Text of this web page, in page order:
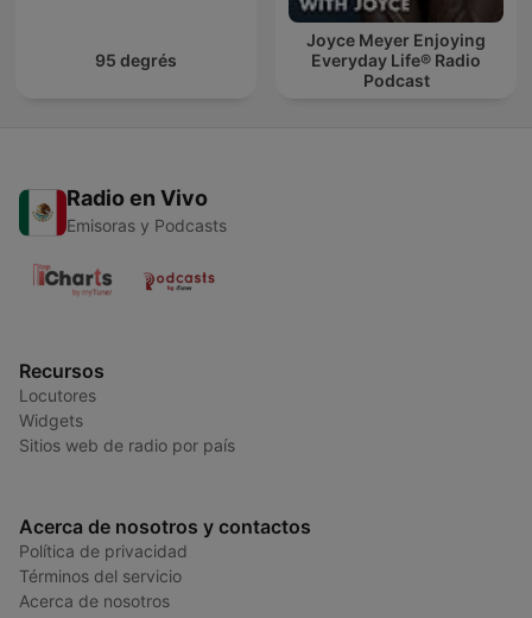
95 degrés
Joyce Meyer Enjoying
Everyday Life® Radio
Podcast
Radio en Vivo
Emisoras y Podcasts
Recursos
Locutores
Widgets
Sitios web de radio por país
Acerca de nosotros y contactos
Política de privacidad
Términos del servicio
Acerca de nosotros